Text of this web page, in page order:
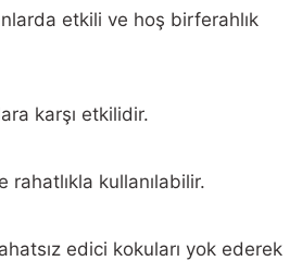
etkili ve hoş birferahlık
karşı etkilidir.
rahatlıkla kullanılabilir.
edici kokuları yok ederek